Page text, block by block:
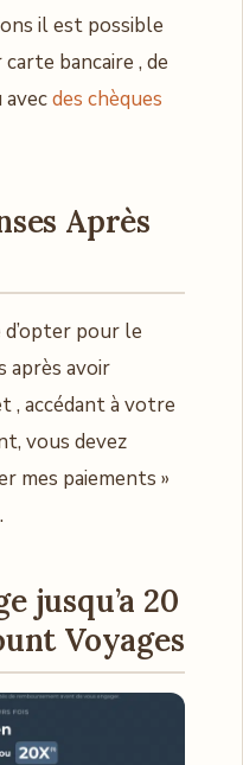
il est possible
bancaire , de
avecdes chèques
Après
pour le
après avoir
, accédant à votre
vous devez
mes paiements »
jusqu’a 20
Voyages